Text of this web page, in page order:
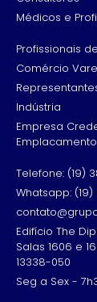
Médicos e
Profissionais
Comércio
Indústria
Empresa
Telefone: (19)
Whatsapp:
Edifício The
Salas 1606 e
13338-050
Seg a Sex -